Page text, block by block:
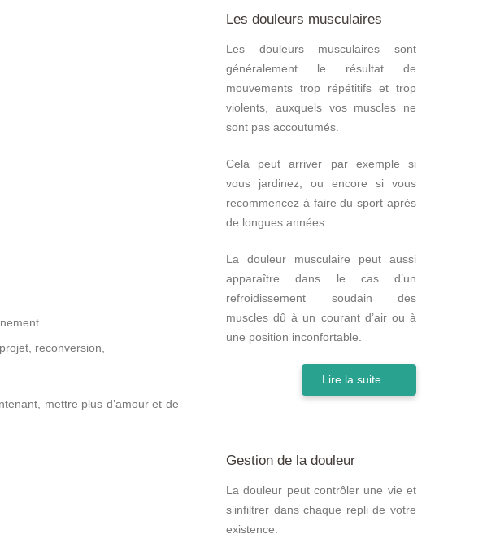
reconversion,
mettre plus d’amour et de
Les douleurs musculaires
Les douleurs musculaires sont
généralement le résultat de
mouvements trop répétitifs et trop
violents, auxquels vos muscles ne
sont pas accoutumés.
Cela peut arriver par exemple si
vous jardinez, ou encore si vous
recommencez à faire du sport après
de longues années.
La douleur musculaire peut aussi
apparaître dans le cas d’un
refroidissement soudain des
muscles dû à un courant d’air ou à
une position inconfortable.
Lire la suite …
Gestion de la douleur
La douleur peut contrôler une vie et
s’infiltrer dans chaque repli de votre
existence.